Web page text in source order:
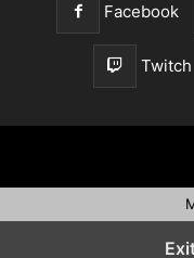
Facebook
Twitch